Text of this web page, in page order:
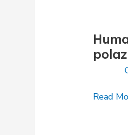
Human
Design:
sa
Read